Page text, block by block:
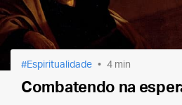
Espiritualidade 4 min
Combatendo na